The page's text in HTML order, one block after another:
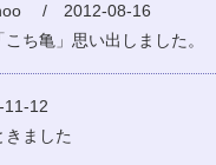
/ 2012-08-16
ち亀」思い出しました。
12
ました